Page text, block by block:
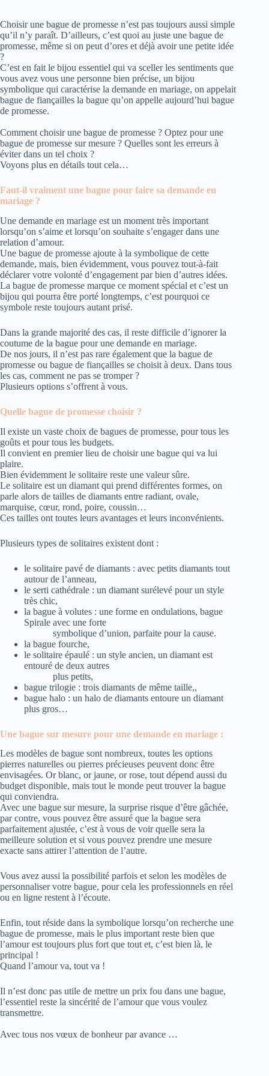
Choisir une bague de promesse n’est pas toujours aussi simple
qu’il n’y paraît. D’ailleurs, c’est quoi au juste une bague de
promesse, même si on peut d’ores et déjà avoir une petite idée
?
C’est en fait le bijou essentiel qui va sceller les sentiments que
vous avez vous une personne bien précise, un bijou
symbolique qui caractérise la demande en mariage, on appelait
bague de fiançailles la bague qu’on appelle aujourd’hui bague
de promesse.
Comment choisir une bague de promesse ? Optez pour une
bague de promesse sur mesure ? Quelles sont les erreurs à
éviter dans un tel choix ?
Voyons plus en détails tout cela…
Faut-il vraiment une bague pour faire sa demande en
mariage ?
Une demande en mariage est un moment très important
lorsqu’on s’aime et lorsqu’on souhaite s’engager dans une
relation d’amour.
Une bague de promesse ajoute à la symbolique de cette
demande, mais, bien évidemment, vous pouvez tout-à-fait
déclarer votre volonté d’engagement par bien d’autres idées.
La bague de promesse marque ce moment spécial et c’est un
bijou qui pourra être porté longtemps, c’est pourquoi ce
symbole reste toujours autant prisé.
Dans la grande majorité des cas, il reste difficile d’ignorer la
coutume de la bague pour une demande en mariage.
De nos jours, il n’est pas rare également que la bague de
promesse ou bague de fiançailles se choisit à deux. Dans tous
les cas, comment ne pas se tromper ?
Plusieurs options s’offrent à vous.
Quelle bague de promesse choisir ?
Il existe un vaste choix de bagues de promesse, pour tous les
goûts et pour tous les budgets.
Il convient en premier lieu de choisir une bague qui va lui
plaire.
Bien évidemment le solitaire reste une valeur sûre.
Le solitaire est un diamant qui prend différentes formes, on
parle alors de tailles de diamants entre radiant, ovale,
marquise, cœur, rond, poire, coussin…
Ces tailles ont toutes leurs avantages et leurs inconvénients.
Plusieurs types de solitaires existent dont :
le solitaire pavé de diamants : avec petits diamants tout
autour de l’anneau,
le serti cathédrale : un diamant surélevé pour un style
très chic,
la bague à volutes : une forme en ondulations, bague
Spirale avec une forte
symbolique d’union, parfaite pour la cause.
la bague fourche,
le solitaire épaulé : un style ancien, un diamant est
entouré de deux autres
plus petits,
bague trilogie : trois diamants de même taille,,
bague halo : un halo de diamants entoure un diamant
plus gros…
Une bague sur mesure pour une demande en mariage :
Les modèles de bague sont nombreux, toutes les options
pierres naturelles ou pierres précieuses peuvent donc être
envisagées. Or blanc, or jaune, or rose, tout dépend aussi du
budget disponible, mais tout le monde peut trouver la bague
qui conviendra.
Avec une bague sur mesure, la surprise risque d’être gâchée,
par contre, vous pouvez être assuré que la bague sera
parfaitement ajustée, c’est à vous de voir quelle sera la
meilleure solution et si vous pouvez prendre une mesure
exacte sans attirer l’attention de l’autre.
Vous avez aussi la possibilité parfois et selon les modèles de
personnaliser votre bague, pour cela les professionnels en réel
ou en ligne restent à l’écoute.
Enfin, tout réside dans la symbolique lorsqu’on recherche une
bague de promesse, mais le plus important reste bien que
l’amour est toujours plus fort que tout et, c’est bien là, le
principal !
Quand l’amour va, tout va !
Il n’est donc pas utile de mettre un prix fou dans une bague,
l’essentiel reste la sincérité de l’amour que vous voulez
transmettre.
Avec tous nos vœux de bonheur par avance …